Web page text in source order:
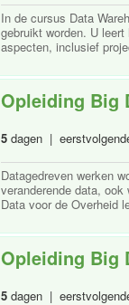
In de cursus Data
gebruikt worden. U
aspecten, inclusief
Opleiding Big
5 dagen |
Datagedreven werken
veranderende data,
Data voor de Overheid
Opleiding Big
5 dagen |